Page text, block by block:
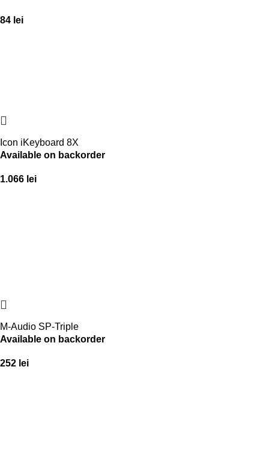
84 lei
Icon iKeyboard 8X
Available on backorder
1.066 lei
M-Audio SP-Triple
Available on backorder
252 lei